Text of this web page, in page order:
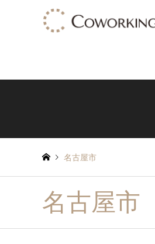
名古屋市
名古屋市